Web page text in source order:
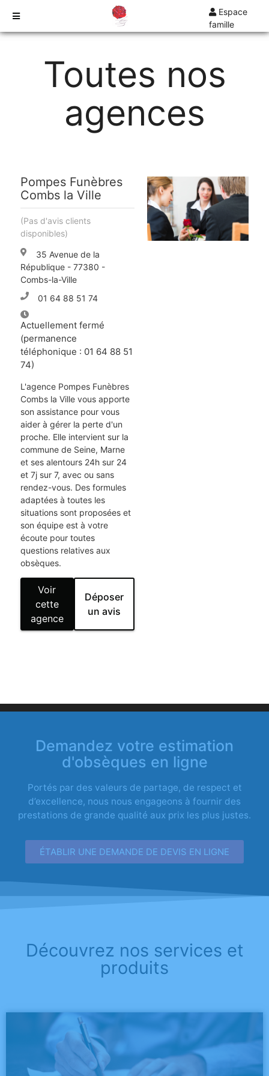
Espace
famille
DÉMARCHES
CRÉMATION / INCINÉRATION
AGENCES
COMBS-LA-VILLE
Toutes nos
agences
Pompes Funèbres
Combs la Ville
(Pas d'avis clients
disponibles)
35 Avenue de la
République - 77380 -
Combs-la-Ville
01 64 88 51 74
Actuellement fermé
(permanence
téléphonique : 01 64 88 51
74)
L'agence Pompes Funèbres
Combs la Ville vous apporte
son assistance pour vous
aider à gérer la perte d'un
proche. Elle intervient sur la
commune de Seine, Marne
et ses alentours 24h sur 24
et 7j sur 7, avec ou sans
rendez-vous. Des formules
adaptées à toutes les
situations sont proposées et
son équipe est à votre
écoute pour toutes
questions relatives aux
obsèques.
Voir
cette
agence
Déposer
un avis
Demandez votre estimation
d'obsèques en ligne
Portés par des valeurs de partage, de respect et
d’excellence, nous nous engageons à fournir des
prestations de grande qualité aux prix les plus justes.
ÉTABLIR UNE DEMANDE DE DEVIS EN LIGNE
Découvrez nos services et
produits